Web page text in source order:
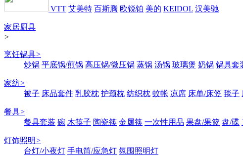
VTT 艾美特 百斯腾 欧锐铂 美的 KEIDOL 汉美驰
家居厨具
>
烹饪锅具>
炒锅 平底锅/煎锅 高压锅/微压锅 蒸锅 汤锅 玻璃煲 奶锅 锅具套
家纺>
被子 床品套件 乳胶枕 护颈枕 纺织枕 蚊帐 凉席 床单/床笠 毯子
餐具>
餐具套装 碗 木筷子 陶瓷筷 金属筷 一次性用品 果盘/果篮 盘/碟
灯饰照明>
台灯/小夜灯 手电筒/应急灯 氛围照明灯